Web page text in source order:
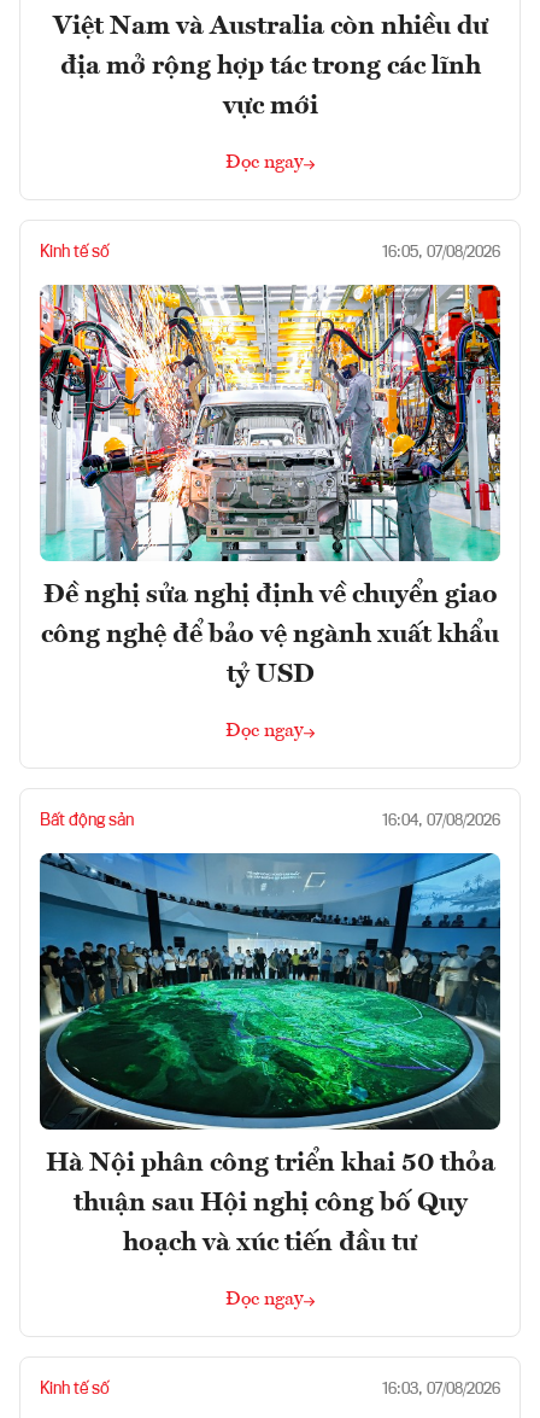
Việt Nam và Australia còn nhiều dư
địa mở rộng hợp tác trong các lĩnh
vực mới
Đọc ngay
Kinh tế số 16:05, 07/08/2026
Đề nghị sửa nghị định về chuyển giao
công nghệ để bảo vệ ngành xuất khẩu
tỷ USD
Đọc ngay
Bất động sản 16:04, 07/08/2026
Hà Nội phân công triển khai 50 thỏa
thuận sau Hội nghị công bố Quy
hoạch và xúc tiến đầu tư
Đọc ngay
Kinh tế số 16:03, 07/08/2026